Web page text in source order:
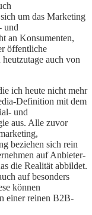
um das Marketing
und
an Konsumenten,
öffentliche
auch von
ich heute nicht mehr
Definition mit dem
und
aus. Alle zuvor
beziehen sich rein
auf Anbieter-
die Realität abbildet.
auf besonders
können
einer reinen B2B-